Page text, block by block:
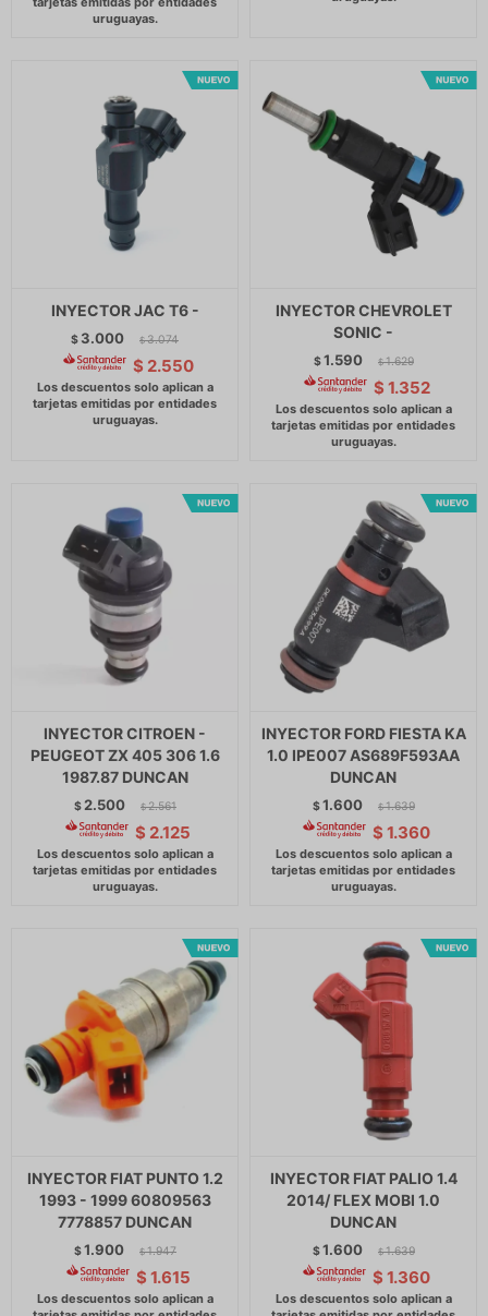
INYECTOR JAC T6 -
$ 3.000 $ 3.074
$ 2.550
INYECTOR CHEVROLET
SONIC -
$1.590 $ 1.629
$ 1.352
INYECTOR CITROEN -
PEUGEOT ZX 405 306 1.6
1987.87 DUNCAN
$ 2.500 $ 2.561
$ 2.125
INYECTOR FORD FIESTA KA
1.0 IPE007 AS689F593AA
DUNCAN
$1.600 $ 1.639
$ 1.360
INYECTOR FIAT PUNTO 1.2
1993 - 1999 60809563
7778857 DUNCAN
$1.900 $ 1.947
$ 1.615
INYECTOR FIAT PALIO 1.4
2014/ FLEX MOBI 1.0
DUNCAN
$1.600 $ 1.639
$ 1.360